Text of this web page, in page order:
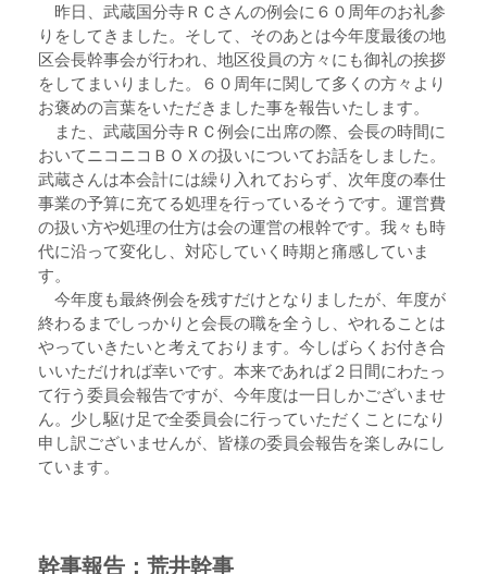
昨日、武蔵国分寺ＲＣさんの例会に６０周年のお礼参
りをしてきました。そして、そのあとは今年度最後の地
区会長幹事会が行われ、地区役員の方々にも御礼の挨拶
をしてまいりました。６０周年に関して多くの方々より
お褒めの言葉をいただきました事を報告いたします。
また、武蔵国分寺ＲＣ例会に出席の際、会長の時間に
おいてニコニコＢＯＸの扱いについてお話をしました。
武蔵さんは本会計には繰り入れておらず、次年度の奉仕
事業の予算に充てる処理を行っているそうです。運営費
の扱い方や処理の仕方は会の運営の根幹です。我々も時
代に沿って変化し、対応していく時期と痛感していま
す。
今年度も最終例会を残すだけとなりましたが、年度が
終わるまでしっかりと会長の職を全うし、やれることは
やっていきたいと考えております。今しばらくお付き合
いいただければ幸いです。本来であれば２日間にわたっ
て行う委員会報告ですが、今年度は一日しかございませ
ん。少し駆け足で全委員会に行っていただくことになり
申し訳ございませんが、皆様の委員会報告を楽しみにし
ています。
幹事報告：荒井幹事